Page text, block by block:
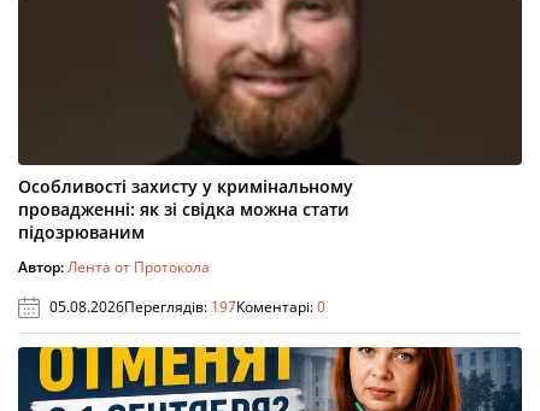
Особливості захисту у кримінальному
провадженні: як зі свідка можна стати
підозрюваним
Автор:Лента от Протокола
05.08.2026Переглядів: 197Коментарі:0